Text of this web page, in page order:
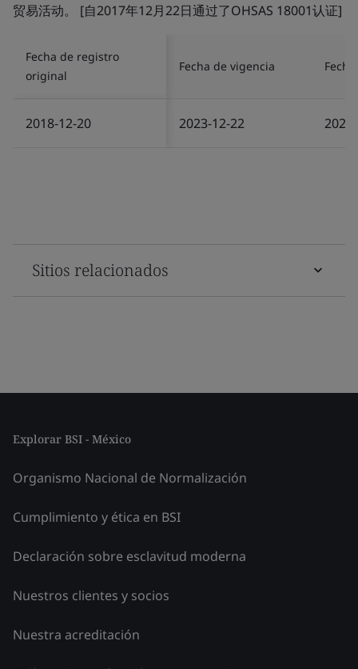
贸易活动。 [自2017年12月22日通过了OHSAS 18001认证]
Fecha de registro
original
Fecha de vigencia
2018-12-20 2023-12-22
Sitios relacionados
Explorar BSI - México
Organismo Nacional de Normalización
Cumplimiento y ética en BSI
Declaración sobre esclavitud moderna
Nuestros clientes y socios
Nuestra acreditación